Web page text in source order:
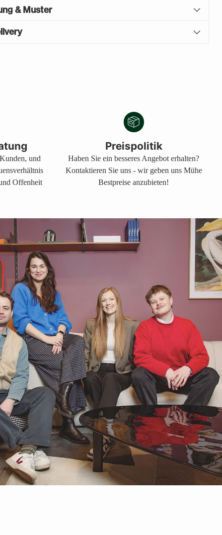
& Muster
und
Offenheit
Preispolitik
Haben Sie ein besseres Angebot erhalten?
Kontaktieren Sie uns - wir geben uns Mühe
Bestpreise anzubieten!